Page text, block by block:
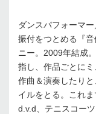
ダンスパフォーマ
振付をつとめる『
ニー。2009年結成
指し、作品ごとに
作曲＆演奏したり
イルをとる。これ
d.v.d、テニスコー